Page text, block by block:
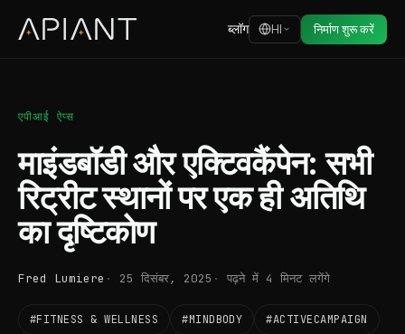
ब्लॉग HI निर्माण शुरू करें
एपीआई ऐप्स
माइंडबॉडी और एक्टिवकैंपेन: सभी
रिट्रीट स्थानों पर एक ही अतिथि
का दृष्टिकोण
Fred Lumiere 25 दिसंबर, 2025 पढ़ने में 4 मिनट लगेंगे
#FITNESS & WELLNESS #MINDBODY #ACTIVECAMPAIGN